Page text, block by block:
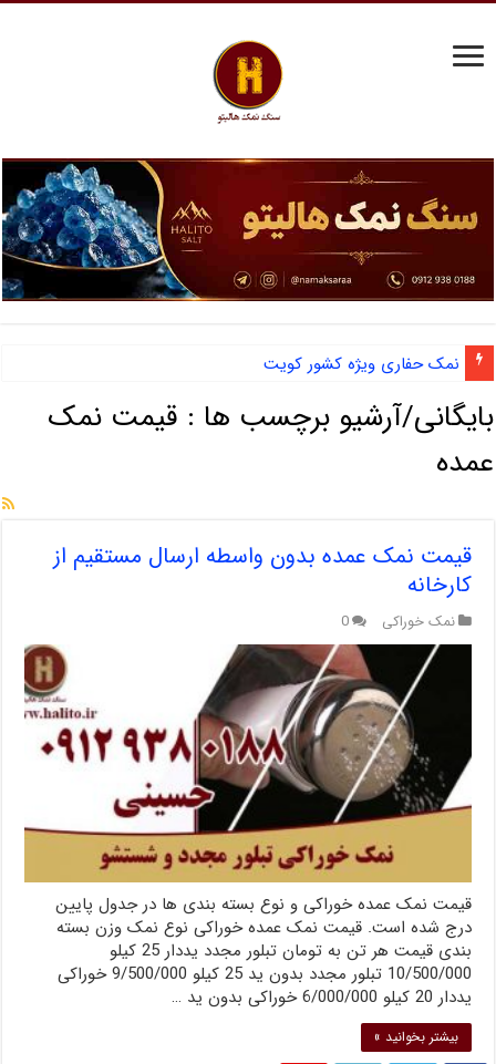
نمک حفاری ویژه کشور کویت
بایگانی/آرشیو برچسب ها : قیمت نمک
عمده
قیمت نمک عمده بدون واسطه ارسال مستقیم از
کارخانه
نمک خوراکی 0
قیمت نمک عمده خوراکی و نوع بسته بندی ها در جدول پایین
درج شده است. قیمت نمک عمده خوراکی نوع نمک وزن بسته
بندی قیمت هر تن به تومان تبلور مجدد یددار 25 کیلو
10/500/000 تبلور مجدد بدون ید 25 کیلو 9/500/000 خوراکی
یددار 20 کیلو 6/000/000 خوراکی بدون ید …
بیشتر بخوانید »